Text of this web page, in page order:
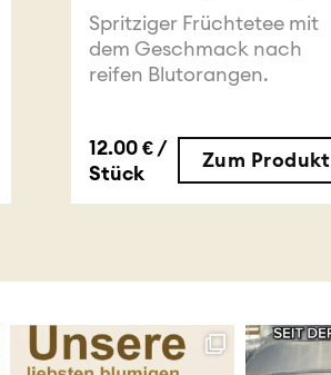
Spritziger Früchtetee mit
dem Geschmack nach
reifen Blutorangen.
12.00 € /
Stück
Zum Produkt